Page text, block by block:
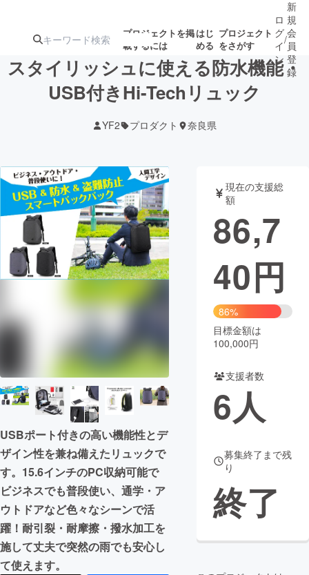
プロジェクトを掲
載するには
はじ
める
プロジェクト
をさがす
注目の新着プロ
ジェクト
募集終了が近いプ
ロジェクト
アート・写真 音楽
テクノロジー・ガジェット ゲーム・
映像・映画 書籍・雑誌
ビジネス・起業 チャレンジ
まちづくり・地域活性化
CAMPFIRE for Social Good CAMPFIRE Creation
CAMPFIREふるさと納税machi-ya コミュニティ
ロ
グ
イ
ン
/
新
規
会
員
登
録
スタイリッシュに使える防水機能・
USB付きHi-Techリュック
YF2 プロダクト 奈良県
USBポート付きの高い機能性とデ
ザイン性を兼ね備えたリュックで
す。15.6インチのPC収納可能で
ビジネスでも普段使い、通学・ア
ウトドアなど色々なシーンで活
躍！耐引裂・耐摩擦・撥水加工を
施して丈夫で突然の雨でも安心し
て使えます。
現在の支援総
額
86,7
40円
86%
目標金額は
100,000円
支援者数
6人
募集終了まで残
り
終了